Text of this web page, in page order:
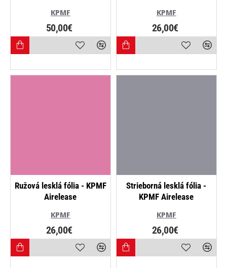
KPMF
50,00€
KPMF
26,00€
NOVINKA
KPMF
Ružová lesklá fólia - KPMF
Airelease
26,00€
KPMF
Strieborná lesklá fólia -
KPMF Airelease
26,00€